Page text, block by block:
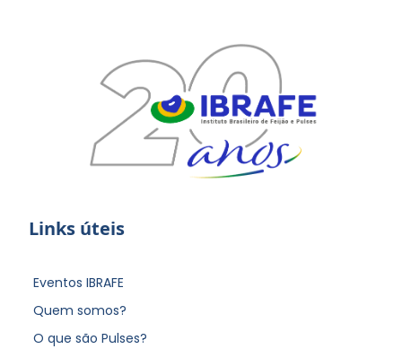
Links úteis
Eventos IBRAFE
Quem somos?
O que são Pulses?